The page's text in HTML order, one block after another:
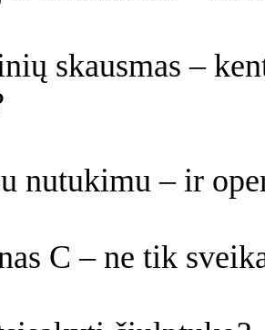
skausmas –
nutukimu – ir
C – ne tik